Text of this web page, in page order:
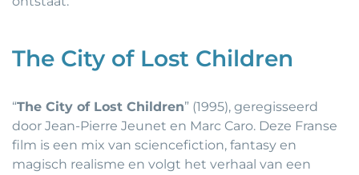
The City of Lost Children
“The City of Lost Children” (1995), geregisseerd
door Jean-Pierre Jeunet en Marc Caro. Deze Franse
film is een mix van sciencefiction, fantasy en
magisch realisme en volgt het verhaal van een